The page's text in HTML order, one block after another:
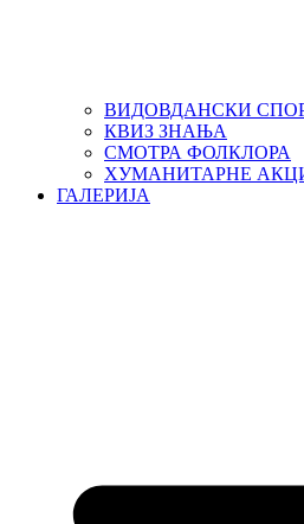
ВИДОВДАНСКИ
КВИЗ ЗНАЊА
СМОТРА ФОЛКЛОРА
ХУМАНИТАРНЕ
ГАЛЕРИЈА